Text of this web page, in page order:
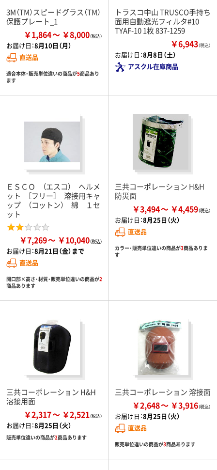
3M（TM）スピードグラス（TM）
保護プレート_1
￥1,864 ￥8,000
お届け日：8月10日（月）
直送品
適合本体・販売単位違いの商品が5商品あり
ます
トラスコ中山 TRUSCO手持ち
面用自動遮光フィルタ#10
TYAF-10 1枚 837-1259
￥6,943（税込）
お届け日：8月8日（土）
アスクル在庫商品
ＥＳＣＯ （エスコ） ヘルメ
ット ［フリー］ 溶接用キャ
ップ （コットン） 綿 １セ
ット
￥7,269 ￥10,040
お届け日：8月21日（金）まで
直送品
開口部×高さ・材質・販売単位違いの商品が2
商品あります
三共コーポレーション H&H
防災面
￥3,494 ￥4,459
お届け日：8月25日（火）
直送品
カラー・販売単位違いの商品が3商品ありま
す
三共コーポレーション H&H
溶接用面
￥2,317 ￥2,521
お届け日：8月25日（火）
販売単位違いの商品が2商品あります
三共コーポレーション 溶接面
￥2,648 ￥3,916
お届け日：8月25日（火）
直送品
販売単位違いの商品が3商品あります